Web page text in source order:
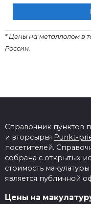
* Цены на металлолом в
России.
Справочник пунктов
и вторсырья Punkt-
посетителей.
собрана с открытых
стоимость
является публичной
Цены на